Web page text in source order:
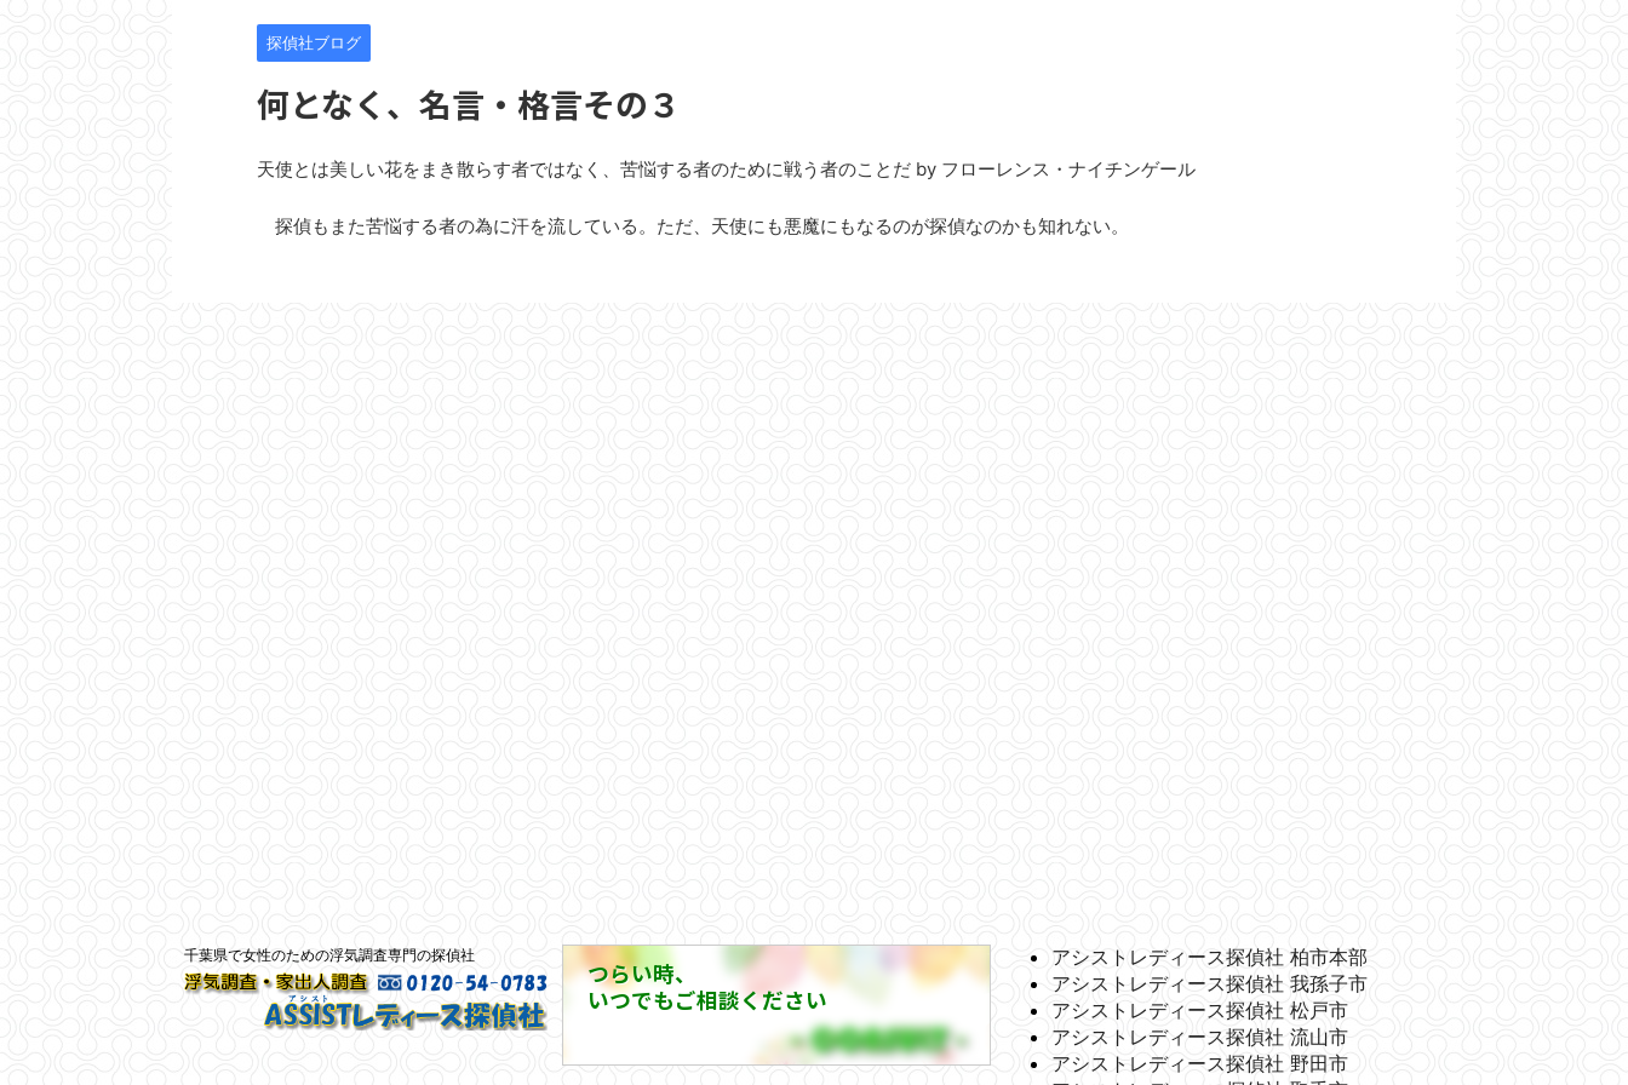
探偵社ブログ
何となく、名言・格言その３
天使とは美しい花をまき散らす者ではなく、苦悩する者のために戦う者のことだ by フローレンス・ナイチンゲール
探偵もまた苦悩する者の為に汗を流している。ただ、天使にも悪魔にもなるのが探偵なのかも知れない。
つらい時、
いつでもご相談ください
アシストレディース探偵社 柏市本部
アシストレディース探偵社 我孫子市
アシストレディース探偵社 松戸市
アシストレディース探偵社 流山市
アシストレディース探偵社 野田市
千葉県で女性のための浮気調査専門の探偵社